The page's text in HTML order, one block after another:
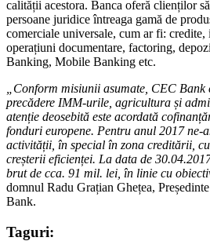
calității acestora. Banca oferă clienților
persoane juridice întreaga gamă de
comerciale universale, cum ar fi:
operațiuni documentare, factoring,
Banking, Mobile Banking etc.
„Conform misiunii asumate, CEC Bank
precădere IMM-urile, agricultura și
atenție deosebită este acordată
fonduri europene. Pentru anul 2017 ne-
activității, în special în zona creditării,
creșterii eficienței. La data de
brut de cca. 91 mil. lei, în linie cu
domnul Radu Grațian Ghețea,
Bank.
Taguri: